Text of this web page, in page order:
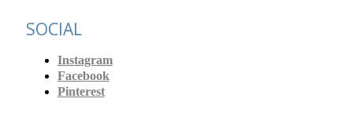
SOCIAL
Instagram
Facebook
Pinterest